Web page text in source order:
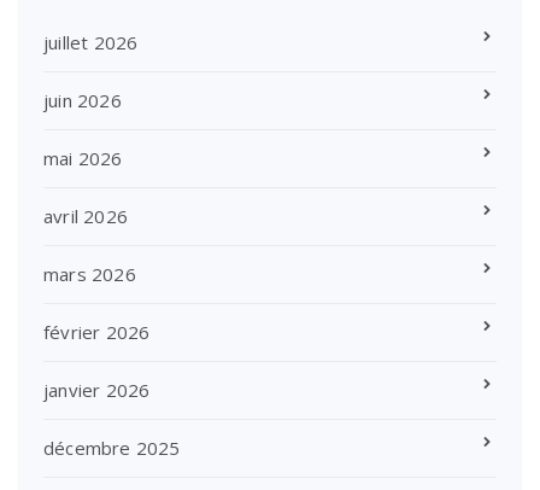
juillet 2026
juin 2026
mai 2026
avril 2026
mars 2026
février 2026
janvier 2026
décembre 2025